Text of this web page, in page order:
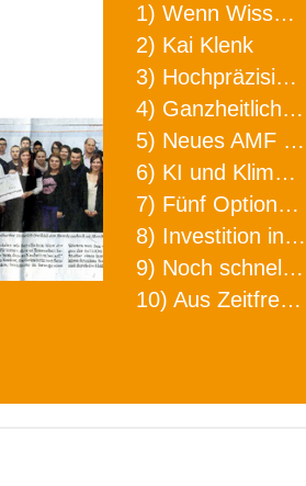
1) Wenn Wissen geht, kann ARNO WERKZEUGE helfen
2) Kai Klenk
3) Hochpräzision in neuer Dimension
4) Ganzheitlicher Ansatz für mehr Effizienz und Produktivität in der Zerspanung
5) Neues AMF Logistikzentrum feierlich eröffnet
6) KI und Klimaschutz im Schaltanlagenbau
7) Fünf Optionen, wie man Zeitfresser in Effizienz umwandelt
8) Investition in Fellbach mit nachhaltiger Logistik und Lagerfläche
9) Noch schnellere Lieferung
10) Aus Zeitfressern wird Effizienz